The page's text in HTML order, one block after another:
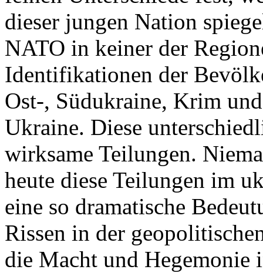
dieser jungen Nation
NATO in keiner der
Identifikationen der
Ost-, Südukraine, Krim
Ukraine. Diese
wirksame Teilungen.
heute diese Teilungen im
eine so dramatische
Rissen in der
die Macht und Hegemonie